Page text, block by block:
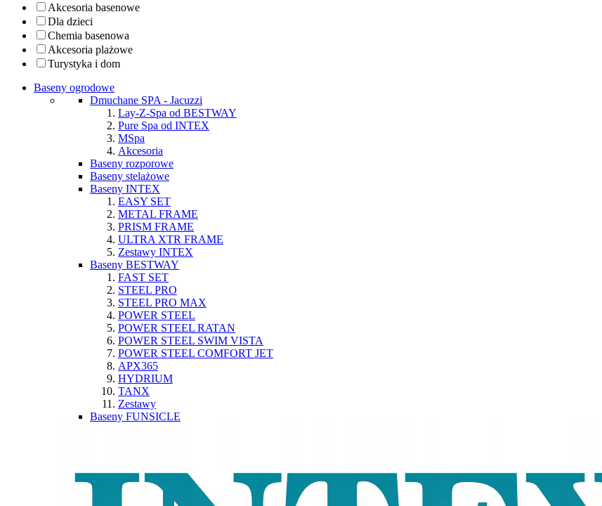
Akcesoria basenowe
Dla dzieci
Chemia basenowa
Akcesoria plażowe
Turystyka i dom
Baseny ogrodowe
Dmuchane SPA - Jacuzzi
Lay-Z-Spa od BESTWAY
Pure Spa od INTEX
MSpa
Akcesoria
Baseny rozporowe
Baseny stelażowe
Baseny INTEX
EASY SET
METAL FRAME
PRISM FRAME
ULTRA XTR FRAME
Zestawy INTEX
Baseny BESTWAY
FAST SET
STEEL PRO
STEEL PRO MAX
POWER STEEL
POWER STEEL RATAN
POWER STEEL SWIM VISTA
POWER STEEL COMFORT JET
APX365
HYDRIUM
TANX
Zestawy
Baseny FUNSICLE